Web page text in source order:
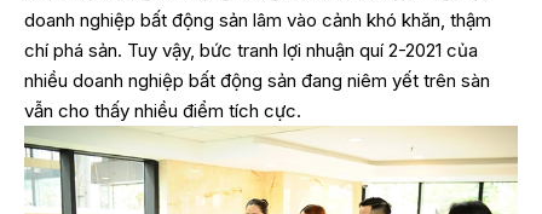
doanh nghiệp bất động sản lâm vào cảnh khó khăn, thậm
chí phá sản. Tuy vậy, bức tranh lợi nhuận quí 2-2021 của
nhiều doanh nghiệp bất động sản đang niêm yết trên sàn
vẫn cho thấy nhiều điểm tích cực.